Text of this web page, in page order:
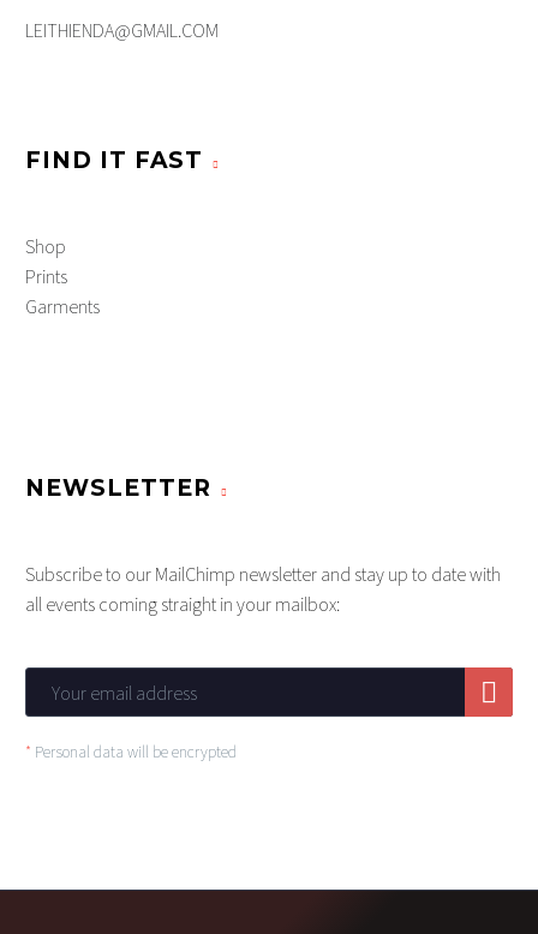
LEITHIENDA@GMAIL.COM
FIND IT FAST
Shop
Prints
Garments
NEWSLETTER
Subscribe to our MailChimp newsletter and stay up to date with
all events coming straight in your mailbox:
* Personal data will be encrypted